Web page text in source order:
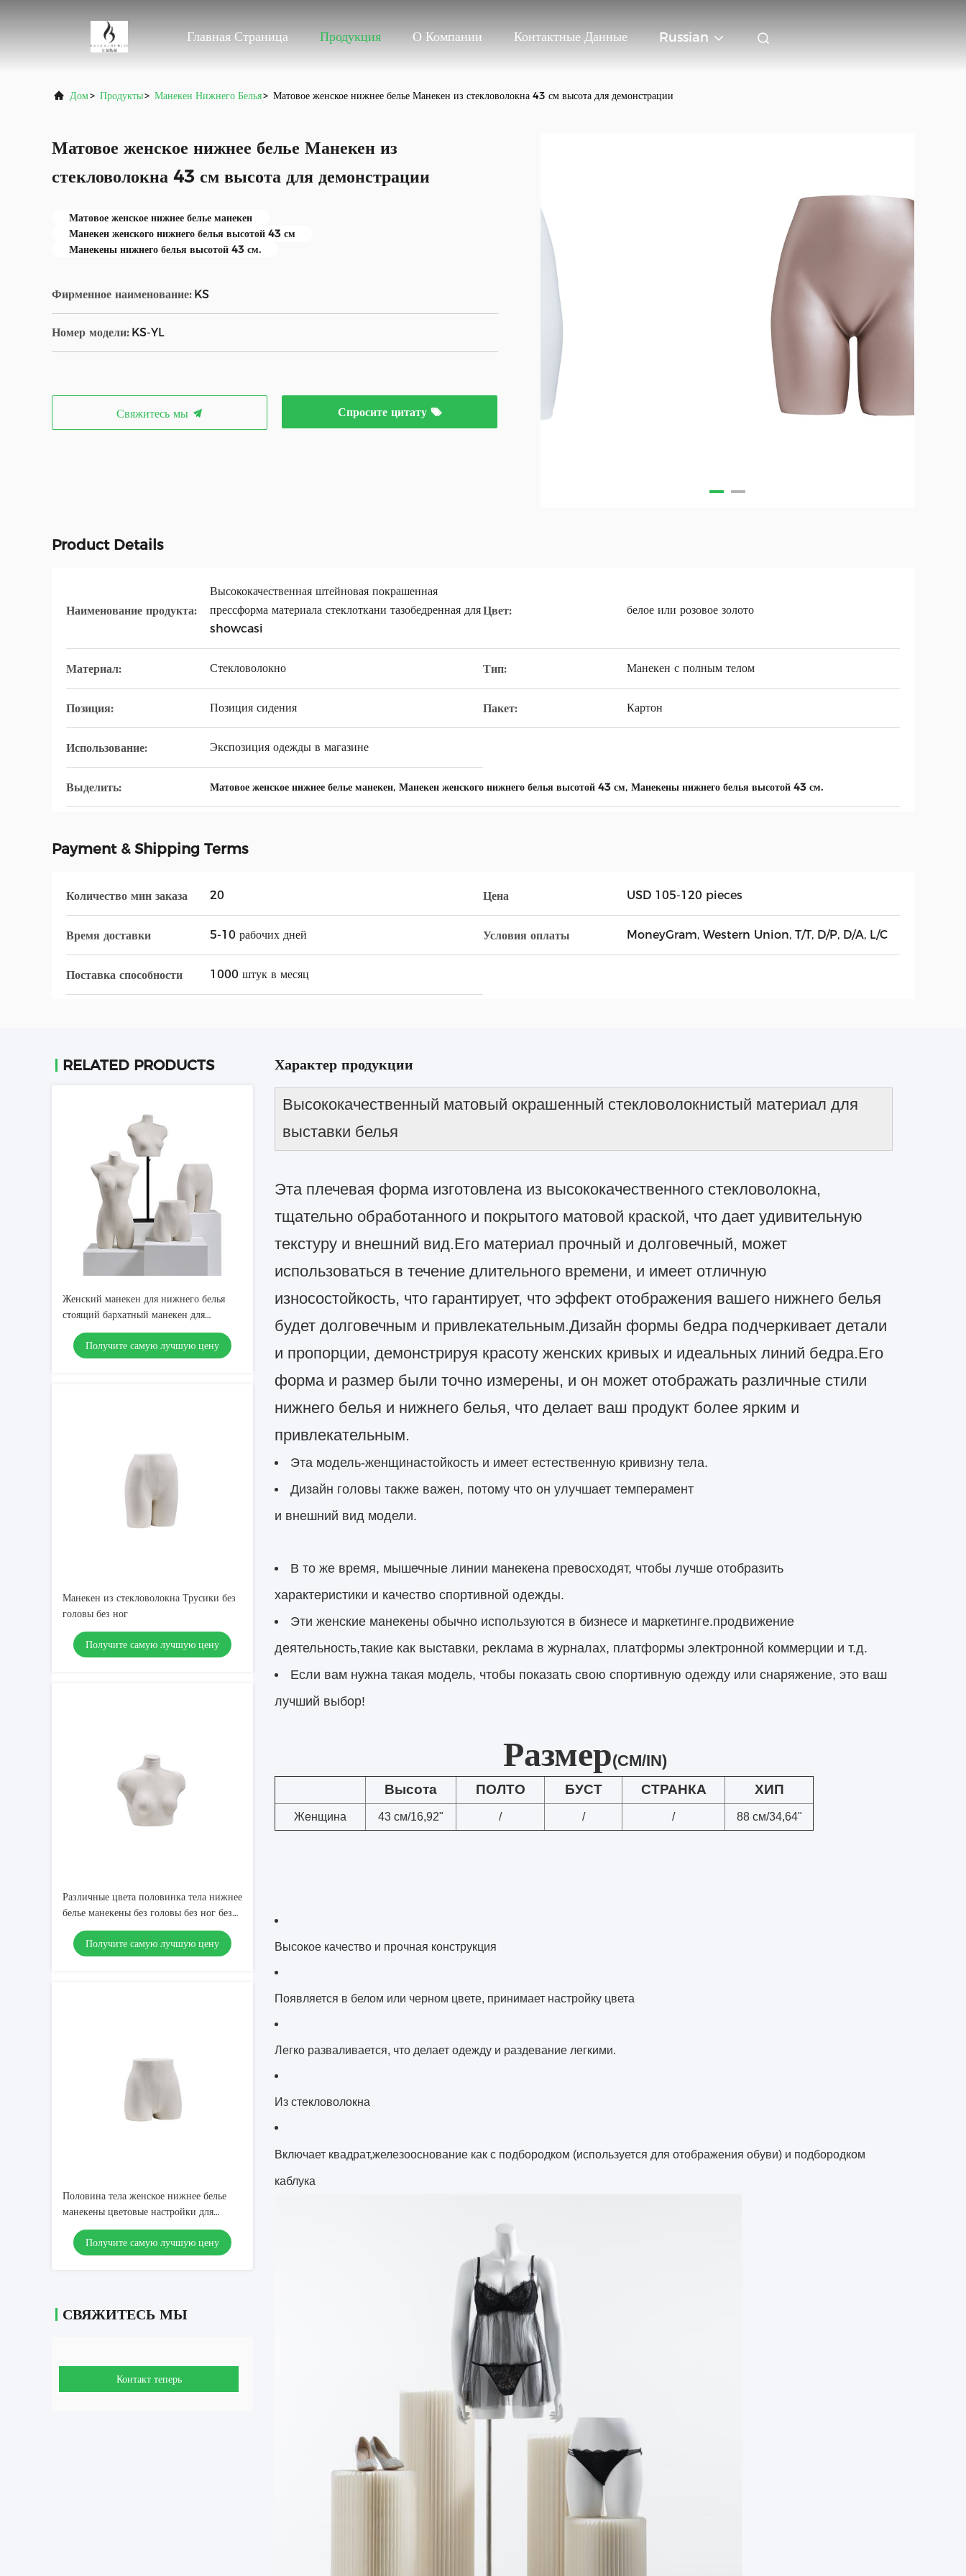
Главная Страница Продукция О Компании Контактные Данные Russian
Дом> Продукты> Манекен Нижнего Белья> Матовое женское нижнее белье Манекен из стекловолокна 43 см высота для демонстрации
Матовое женское нижнее белье Манекен из
стекловолокна 43 см высота для демонстрации
Матовое женское нижнее белье манекен
Манекен женского нижнего белья высотой 43 см
Манекены нижнего белья высотой 43 см.
Фирменное наименование: KS
Номер модели: KS-YL
Свяжитесь мы Спросите цитату
Product Details
Наименование продукта:
Высококачественная штейновая покрашенная
прессформа материала стеклоткани тазобедренная для
showcasi
Цвет: белое или розовое золото
Материал: Стекловолокно Тип: Манекен с полным телом
Позиция: Позиция сидения Пакет: Картон
Использование: Экспозиция одежды в магазине
Выделить: Матовое женское нижнее белье манекен, Манекен женского нижнего белья высотой 43 см, Манекены нижнего белья высотой 43 см.
Payment & Shipping Terms
Количество мин заказа 20 Цена USD 105-120 pieces
Время доставки 5-10 рабочих дней Условия оплаты MoneyGram, Western Union, T/T, D/P, D/A, L/C
Поставка способности 1000 штук в месяц
RELATED PRODUCTS
Женский манекен для нижнего белья
стоящий бархатный манекен для
нижнего белья
Получите самую лучшую цену
Манекен из стекловолокна Трусики без
головы без ног
Получите самую лучшую цену
Различные цвета половинка тела нижнее
белье манекены без головы без ног без
груди манекен
Получите самую лучшую цену
Половина тела женское нижнее белье
манекены цветовые настройки для
магазина одежды
Получите самую лучшую цену
СВЯЖИТЕСЬ МЫ
Контакт теперь
Характер продукции
Высококачественный матовый окрашенный стекловолокнистый материал для
выставки белья
Эта плечевая форма изготовлена из высококачественного стекловолокна,
тщательно обработанного и покрытого матовой краской, что дает удивительную
текстуру и внешний вид.Его материал прочный и долговечный, может
использоваться в течение длительного времени, и имеет отличную
износостойкость, что гарантирует, что эффект отображения вашего нижнего белья
будет долговечным и привлекательным.Дизайн формы бедра подчеркивает детали
и пропорции, демонстрируя красоту женских кривых и идеальных линий бедра.Его
форма и размер были точно измерены, и он может отображать различные стили
нижнего белья и нижнего белья, что делает ваш продукт более ярким и
привлекательным.
Эта модель-женщинастойкость и имеет естественную кривизну тела.
Дизайн головы также важен, потому что он улучшает темперамент
и внешний вид модели.
В то же время, мышечные линии манекена превосходят, чтобы лучше отобразить
характеристики и качество спортивной одежды.
Эти женские манекены обычно используются в бизнесе и маркетинге.продвижение
деятельность,такие как выставки, реклама в журналах, платформы электронной коммерции и т.д.
Если вам нужна такая модель, чтобы показать свою спортивную одежду или снаряжение, это ваш
лучший выбор!
Размер(CM/IN)
Высота ПОЛТО БУСТ СТРАНКА ХИП
Женщина 43 см/16,92" / / / 88 см/34,64"
Высокое качество и прочная конструкция
Появляется в белом или черном цвете, принимает настройку цвета
Легко разваливается, что делает одежду и раздевание легкими.
Из стекловолокна
Включает квадрат,железооснование как с подбородком (используется для отображения обуви) и подбородком
каблука